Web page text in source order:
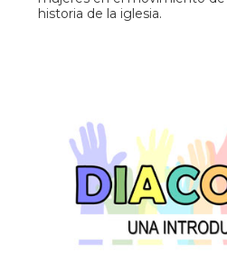
historia de la iglesia.